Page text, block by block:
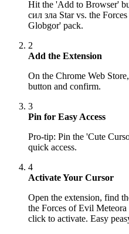
Hit the 'Add to Browser'
сил зла Star vs. the
Globgor' pack.
2
Add the Extension
On the Chrome Web
button and confirm.
3
Pin for Easy Access
Pro-tip: Pin the 'Cute
quick access.
4
Activate Your Cursor
Open the extension, find
the Forces of Evil
click to activate. Easy